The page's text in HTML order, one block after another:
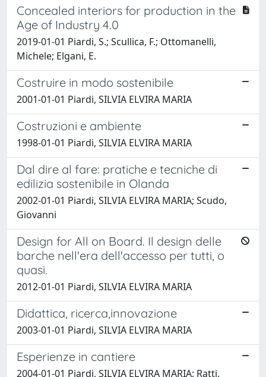
Concealed interiors for production in the
Age of Industry 4.0
2019-01-01 Piardi, S.; Scullica, F.; Ottomanelli,
Michele; Elgani, E.
Costruire in modo sostenibile
2001-01-01 Piardi, SILVIA ELVIRA MARIA
Costruzioni e ambiente
1998-01-01 Piardi, SILVIA ELVIRA MARIA
Dal dire al fare: pratiche e tecniche di
edilizia sostenibile in Olanda
2002-01-01 Piardi, SILVIA ELVIRA MARIA; Scudo,
Giovanni
Design for All on Board. Il design delle
barche nell'era dell'accesso per tutti, o
quasi.
2012-01-01 Piardi, SILVIA ELVIRA MARIA
Didattica, ricerca,innovazione
2003-01-01 Piardi, SILVIA ELVIRA MARIA
Esperienze in cantiere
2004-01-01 Piardi, SILVIA ELVIRA MARIA; Ratti,